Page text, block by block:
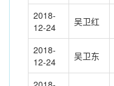
2018-
12-24
吴卫红
2018-
12-24
吴卫东